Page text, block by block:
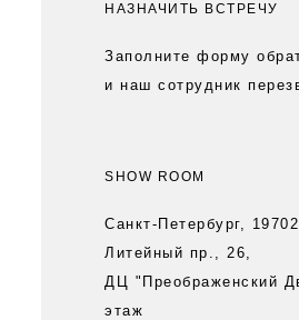
НАЗНАЧИТЬ ВСТРЕЧУ
Заполните форму
и наш сотрудник
Санкт-Петербург,
Литейный пр., 26,
ДЦ "Преображенский
этаж
SHOW ROOM